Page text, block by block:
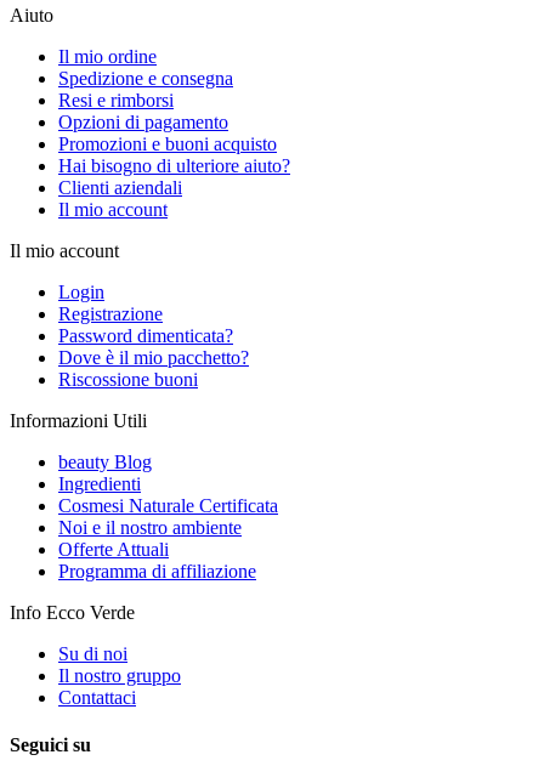
Aiuto
Il mio ordine
Spedizione e consegna
Resi e rimborsi
Opzioni di pagamento
Promozioni e buoni acquisto
Hai bisogno di ulteriore aiuto?
Clienti aziendali
Il mio account
Il mio account
Login
Registrazione
Password dimenticata?
Dove è il mio pacchetto?
Riscossione buoni
Informazioni Utili
beauty Blog
Ingredienti
Cosmesi Naturale Certificata
Noi e il nostro ambiente
Offerte Attuali
Programma di affiliazione
Info Ecco Verde
Su di noi
Il nostro gruppo
Contattaci
Seguici su